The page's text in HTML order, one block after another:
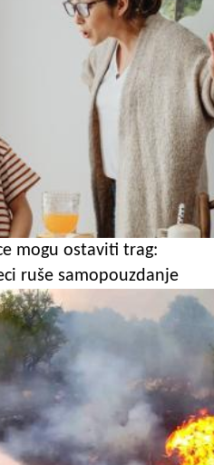
mogu ostaviti trag:
ruše samopouzdanje